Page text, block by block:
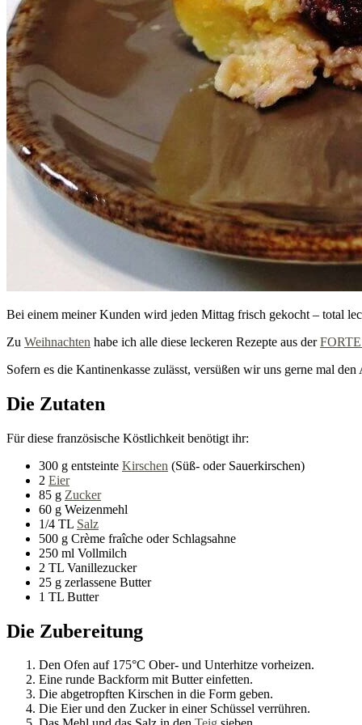
Bei einem meiner Kunden wird jeden Mittag frisch gekocht – total
Zu Weihnachten habe ich alle diese leckeren Rezepte aus der
Sofern es die Kantinenkasse zulässt, versüßen wir uns gerne mal
Die Zutaten
Für diese französische Köstlichkeit benötigt ihr:
300 g entsteinte Kirschen (Süß- oder Sauerkirschen)
2 Eier
85 g Zucker
60 g Weizenmehl
1/4 TL Salz
500 g Crème fraîche oder Schlagsahne
250 ml Vollmilch
2 TL Vanillezucker
25 g zerlassene Butter
1 TL Butter
Die Zubereitung
Den Ofen auf 175°C Ober- und Unterhitze vorheizen.
Eine runde Backform mit Butter einfetten.
Die abgetropften Kirschen in die Form geben.
Die Eier und den Zucker in einer Schüssel verrühren.